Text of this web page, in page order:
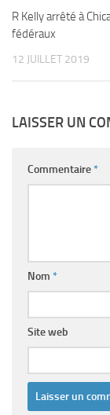
R Kelly arrêté à
fédéraux
12 JUILLET 2019
LAISSER UN
Commentaire*
Nom *
Site web